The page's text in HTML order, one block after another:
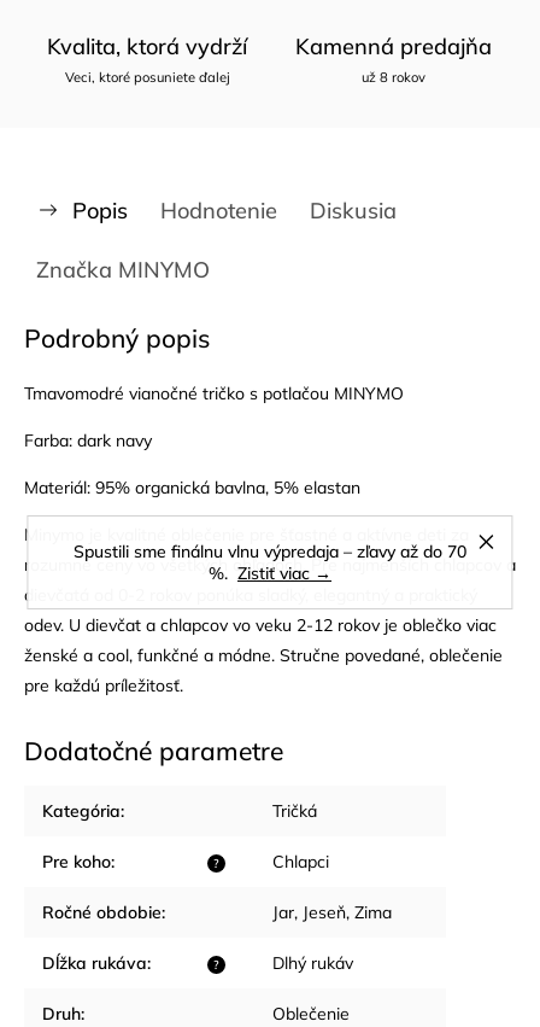
Spustili sme finálnu vlnu výpredaja – zľavy až do 70
%. Zistiť viac →
Kvalita, ktorá vydrží
Veci, ktoré posuniete ďalej
Kamenná predajňa
už 8 rokov
Popis Hodnotenie Diskusia
Značka MINYMO
Podrobný popis
Tmavomodré vianočné tričko s potlačou MINYMO
Farba: dark navy
Materiál: 95% organická bavlna, 5% elastan
Minymo je kvalitné oblečenie pre šťastné a aktívne deti za
rozumné ceny vo všetkých ohľadoch. Pre najmenších chlapcov a
dievčatá od 0-2 rokov ponúka sladký, elegantný a praktický
odev. U dievčat a chlapcov vo veku 2-12 rokov je oblečko viac
ženské a cool, funkčné a módne. Stručne povedané, oblečenie
pre každú príležitosť.
Dodatočné parametre
Kategória: Tričká
?
Pre koho: Chlapci
Ročné obdobie: Jar, Jeseň, Zima
?
Dĺžka rukáva: Dlhý rukáv
Druh: Oblečenie